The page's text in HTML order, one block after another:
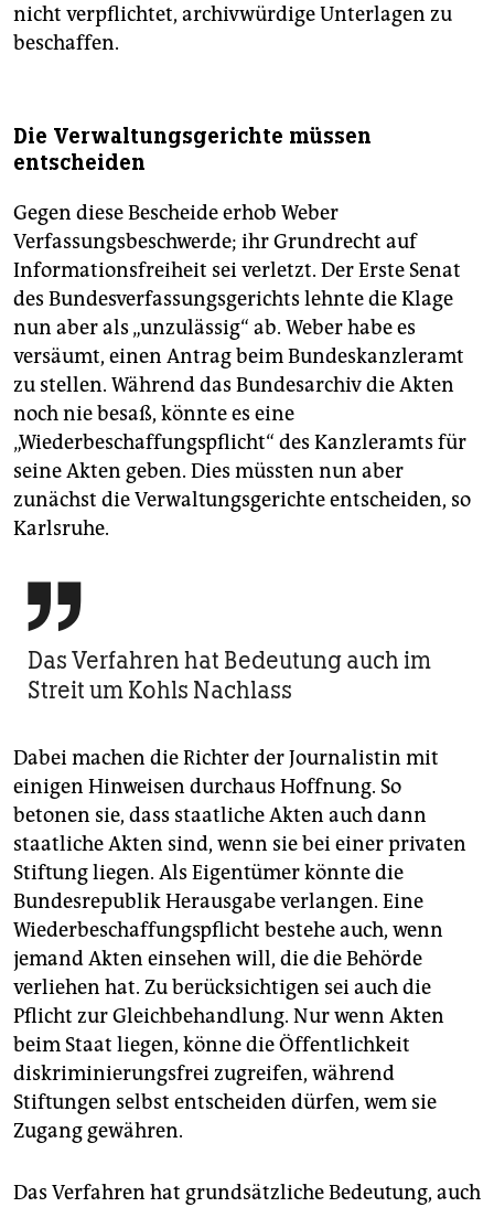
nicht verpflichtet, archivwürdige Unterlagen zu
beschaffen.
Die Verwaltungsgerichte müssen
entscheiden
Gegen diese Bescheide erhob Weber
Verfassungsbeschwerde; ihr Grundrecht auf
Informa­tionsfreiheit sei verletzt. Der Erste Senat
des Bundesverfassungsgerichts lehnte die Klage
nun aber als „unzulässig“ ab. Weber habe es
versäumt, einen Antrag beim Bundeskanzleramt
zu stellen. Während das Bundesarchiv die Akten
noch nie besaß, könnte es eine
„Wiederbeschaffungspflicht“ des Kanzleramts für
seine Akten geben. Dies müssten nun aber
zunächst die Verwaltungsgerichte entscheiden, so
Karlsruhe.

Das Verfahren hat Bedeutung auch im
Streit um Kohls Nachlass
Dabei machen die Richter der Journalistin mit
einigen Hinweisen durchaus Hoffnung. So
betonen sie, dass staatliche Akten auch dann
staatliche Akten sind, wenn sie bei einer privaten
Stiftung liegen. Als Eigentümer könnte die
Bundesrepublik Herausgabe verlangen. Eine
Wiederbeschaffungspflicht bestehe auch, wenn
jemand Akten einsehen will, die die Behörde
verliehen hat. Zu berücksichtigen sei auch die
Pflicht zur Gleichbehandlung. Nur wenn Akten
beim Staat liegen, könne die Öffentlichkeit
diskriminierungsfrei zugreifen, während
Stiftungen selbst entscheiden dürfen, wem sie
Zugang gewähren.
Das Verfahren hat grundsätzliche Bedeutung, auch